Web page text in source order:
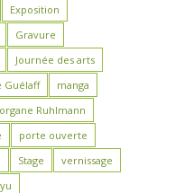
Exposition
Gravure
Journée des arts
Guélaff
manga
Ruhlmann
porte ouverte
Stage
vernissage